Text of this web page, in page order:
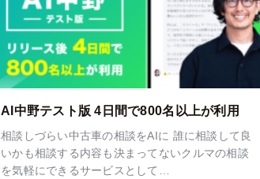
AI中野テスト版 4日間で800名以上が利用
相談しづらい中古車の相談をAIに 誰に相談して良
いかも相談する内容も決まってないクルマの相談
を気軽にできるサービスとして…